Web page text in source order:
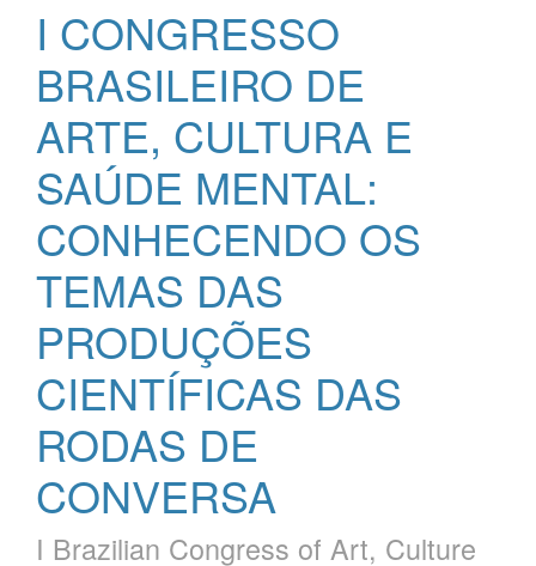
I CONGRESSO
BRASILEIRO DE
ARTE, CULTURA E
SAÚDE MENTAL:
CONHECENDO OS
TEMAS DAS
PRODUÇÕES
CIENTÍFICAS DAS
RODAS DE
CONVERSA
I Brazilian Congress of Art, Culture